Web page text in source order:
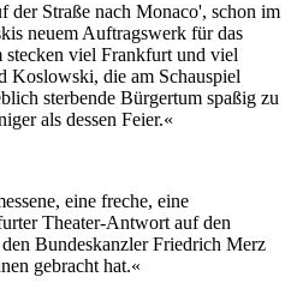
der Straße nach Monaco', schon im
neuem Auftragswerk für das
stecken viel Frankfurt und viel
Koslowski, die am Schauspiel
sterbende Bürgertum spaßig zu
als dessen Feier.«
eine freche, eine
Theater-Antwort auf den
Bundeskanzler Friedrich Merz
gebracht hat.«